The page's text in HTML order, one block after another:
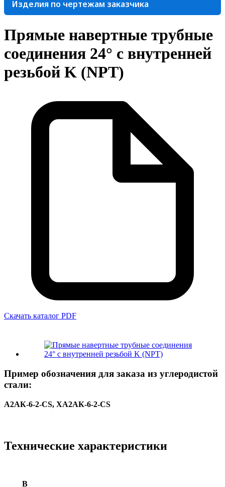
Изделия по чертежам заказчика
Прямые навертные трубные
соединения 24° с внутренней
резьбой K (NPT)
Скачать каталог PDF
Пример обозначения для заказа из углеродистой
стали:
A2AК-6-2-CS, XA2AК-6-2-CS
Технические характеристики
В